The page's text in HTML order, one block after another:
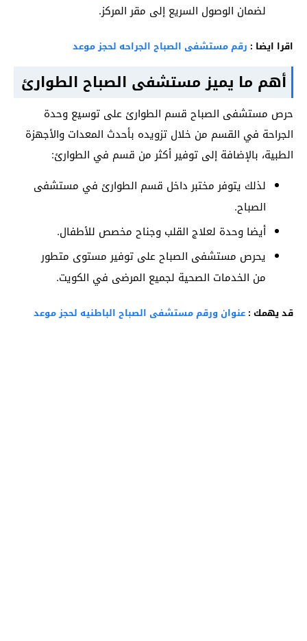
لضمان الوصول السريع إلى مقر المركز.
اقرا ايضا : رقم مستشفى الصباح الجراحه لحجز موعد
أهم ما يميز مستشفى الصباح الطوارئ
حرص مستشفى الصباح قسم الطوارئ على توسيع وحدة
الجراحة في القسم من خلال تزويده بأحدث المعدات والأجهزة
الطبية، بالإضافة إلى توفير أكثر من قسم في الطوارئ:
لذلك يتوفر مختبر داخل قسم الطوارئ في مستشفى
الصباح.
أيضا وحدة لعلاج القلب وجناح مخصص للأطفال.
يحرص مستشفى الصباح على توفير مستوى متطور
من الخدمات الصحية لجميع المرضى في الكويت.
قد يهمك : عنوان ورقم مستشفى الصباح الباطنيه لحجز موعد